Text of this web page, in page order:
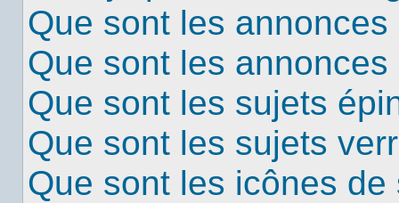
Que sont les
Que sont les annonces
Que sont les sujets
Que sont les sujets
Que sont les icônes de